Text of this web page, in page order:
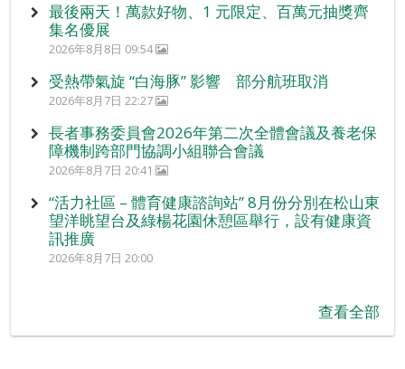
最後兩天！萬款好物、1 元限定、百萬元抽獎齊
集名優展
2026年8月8日 09:54
受熱帶氣旋 “白海豚” 影響 部分航班取消
2026年8月7日 22:27
長者事務委員會2026年第二次全體會議及養老保
障機制跨部門協調小組聯合會議
2026年8月7日 20:41
“活力社區 – 體育健康諮詢站” 8月份分別在松山東
望洋眺望台及綠楊花園休憩區舉行，設有健康資
訊推廣
2026年8月7日 20:00
查看全部